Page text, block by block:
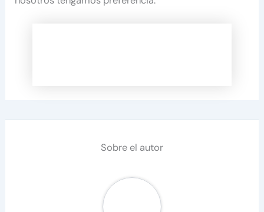
Sobre el autor